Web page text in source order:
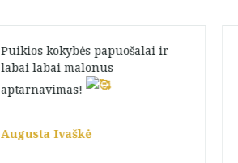
Puikios kokybės papuošalai ir
labai labai malonus
aptarnavimas!
Augusta Ivaškė